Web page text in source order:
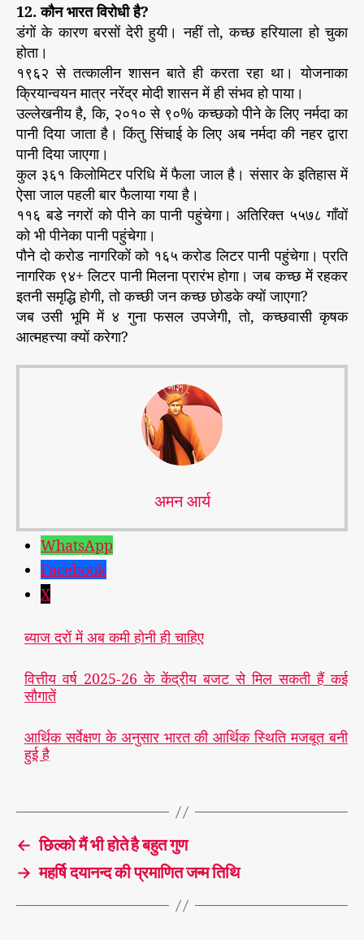
12. कौन भारत विरोधी है?
डंगों के कारण बरसों देरी हुयी। नहीं तो, कच्छ हरियाला हो चुका
होता।
१९६२ से तत्कालीन शासन बाते ही करता रहा था। योजनाका
क्रियान्वयन मात्र नरेंद्र मोदी शासन में ही संभव हो पाया।
उल्लेखनीय है, कि, २०१० से ९०% कच्छको पीने के लिए नर्मदा का
पानी दिया जाता है। किंतु सिंचाई के लिए अब नर्मदा की नहर द्वारा
पानी दिया जाएगा।
कुल ३६१ किलोमिटर परिधि में फैला जाल है। संसार के इतिहास में
ऐसा जाल पहली बार फैलाया गया है।
११६ बडे नगरों को पीने का पानी पहुंचेगा। अतिरिक्त ५५७८ गाँवों
को भी पीनेका पानी पहुंचेगा।
पौने दो करोड नागरिकों को १६५ करोड लिटर पानी पहुंचेगा। प्रति
नागरिक ९४+ लिटर पानी मिलना प्रारंभ होगा। जब कच्छ में रहकर
इतनी समृद्धि होगी, तो कच्छी जन कच्छ छोडके क्यों जाएगा?
जब उसी भूमि में ४ गुना फसल उपजेगी, तो, कच्छवासी कृषक
आत्महत्त्या क्यों करेगा?
अमन आर्य
WhatsApp
Facebook
X
ब्याज दरों में अब कमी होनी ही चाहिए
वित्तीय वर्ष 2025-26 के केंद्रीय बजट से मिल सकती हैं कई
सौगातें
आर्थिक सर्वेक्षण के अनुसार भारत की आर्थिक स्थिति मजबूत बनी
हुई है
T
g
आ
त्त्या
कृष
क
← छिल्को मैं भी होते है बहुत गुण
→ महर्षि दयानन्द की प्रमाणित जन्म तिथि